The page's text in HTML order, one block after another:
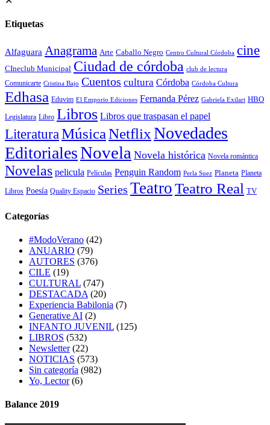
Etiquetas
Alfaguara Anagrama Arte Caballo Negro Centro Cultural Córdoba cine
CIneclub Municipal Ciudad de córdoba club de lectura
Comunicarte Cristina Bajo Cuentos cultura Córdoba Córdoba Cultura
Edhasa Eduvim El Emporio Ediciones Fernanda Pérez Gabriela Exilart HBO
Legislatura Libro Libros Libros que traspasan el papel
LiteraturaMúsicaNetflixNovedades
EditorialesNovela Novela histórica Novela romántica
Novelas pelicula Películas Penguin Random Perla Suez Planeta Planeta
Libros Poesía Quality Espacio Series TeatroTeatro Real TV
Categorías
#ModoVerano (42)
ANUARIO (79)
AUTORES (376)
CILE (19)
CULTURAL (747)
DESTACADA (20)
Experiencia Babilonia (7)
Generative AI (2)
INFANTO JUVENIL (125)
LIBROS (532)
Newsletter(22)
NOTICIAS (573)
Sin categoría (982)
Yo, Lector(6)
Balance 2019